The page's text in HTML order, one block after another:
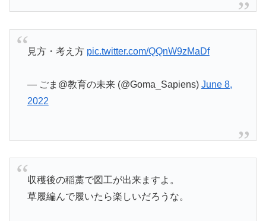
見方・考え方 pic.twitter.com/QQnW9zMaDf
— ごま@教育の未来 (@Goma_Sapiens) June 8,
2022
収穫後の稲藁で図工が出来ますよ。
草履編んで履いたら楽しいだろうな。